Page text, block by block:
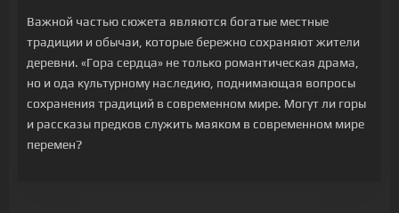
Важной частью сюжета являются богатые местные
традиции и обычаи, которые бережно сохраняют жители
деревни. «Гора сердца» не только романтическая драма,
но и ода культурному наследию, поднимающая вопросы
сохранения традиций в современном мире. Могут ли горы
и рассказы предков служить маяком в современном мире
перемен?